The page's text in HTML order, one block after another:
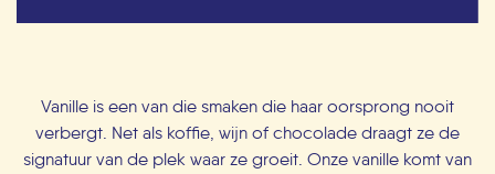
Vanille is een van die smaken die haar oorsprong nooit
verbergt. Net als koffie, wijn of chocolade draagt ze de
signatuur van de plek waar ze groeit. Onze vanille komt van